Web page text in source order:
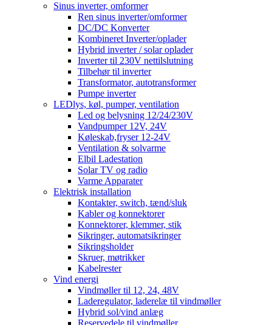
Sinus inverter, omformer
Ren sinus inverter/omformer
DC/DC Konverter
Kombineret Inverter/oplader
Hybrid inverter / solar oplader
Inverter til 230V nettilslutning
Tilbehør til inverter
Transformator, autotransformer
Pumpe inverter
LEDlys, køl, pumper, ventilation
Led og belysning 12/24/230V
Vandpumper 12V, 24V
Køleskab,fryser 12-24V
Ventilation & solvarme
Elbil Ladestation
Solar TV og radio
Varme Apparater
Elektrisk installation
Kontakter, switch, tænd/sluk
Kabler og konnektorer
Konnektorer, klemmer, stik
Sikringer, automatsikringer
Sikringsholder
Skruer, møtrikker
Kabelrester
Vind energi
Vindmøller til 12, 24, 48V
Laderegulator, laderelæ til vindmøller
Hybrid sol/vind anlæg